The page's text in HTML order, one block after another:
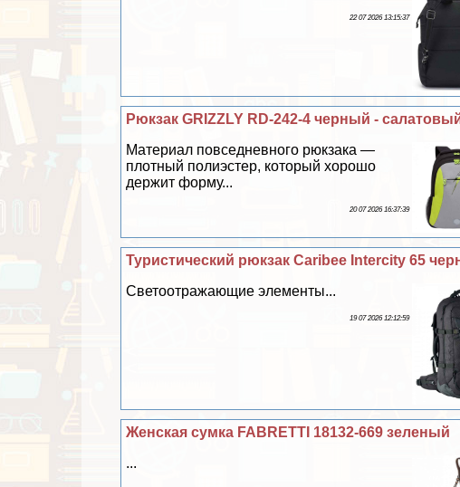
22 07 2026 13:15:37
Рюкзак GRIZZLY RD-242-4 черный -
Материал повседневного рюкзака —
плотный полиэстер, который хорошо
держит форму...
20 07 2026 16:37:39
Туристический рюкзак Caribee Intercity 65
Светоотражающие элементы...
19 07 2026 12:12:59
Женская сумка FABRETTI 18132-669 зеленый
...